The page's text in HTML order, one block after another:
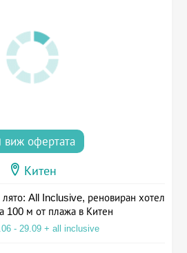
виж офертата
Китен
All Inclusive, реновиран хотел
100 м от плажа в Китен
- 29.09 + all inclusive